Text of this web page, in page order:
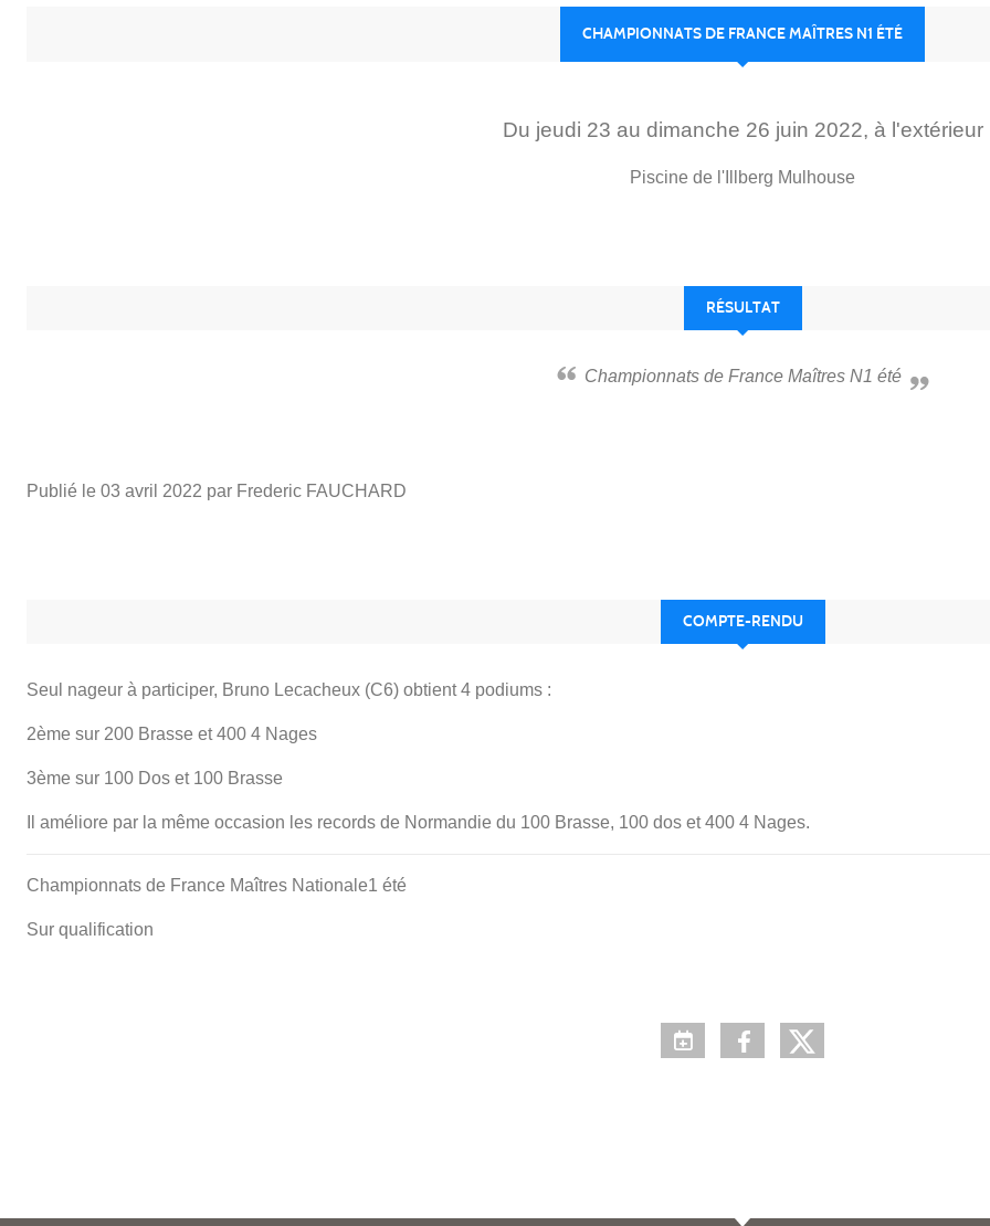
CHAMPIONNATS DE FRANCE MAÎTRES N1 ÉTÉ
Du jeudi 23 au dimanche 26 juin 2022, à l'extérieur
Piscine de l'Illberg Mulhouse
RÉSULTAT
Championnats de France Maîtres N1 été
Publié le 03 avril 2022 par Frederic FAUCHARD
COMPTE-RENDU
Seul nageur à participer, Bruno Lecacheux (C6) obtient 4 podiums :
2ème sur 200 Brasse et 400 4 Nages
3ème sur 100 Dos et 100 Brasse
Il améliore par la même occasion les records de Normandie du 100 Brasse, 100 dos et 400 4 Nages.
Championnats de France Maîtres Nationale1 été
Sur qualification